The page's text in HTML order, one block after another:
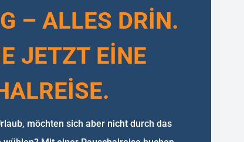
– ALLES DRİN.
JETZT EİNE
möchten sich aber nicht durch das